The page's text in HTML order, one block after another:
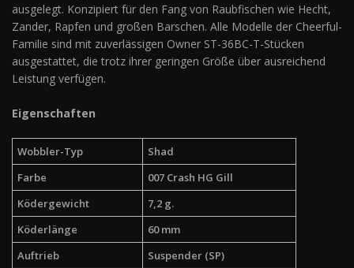
ausgelegt. Konzipiert für den Fang von Raubfischen wie Hecht,
Zander, Rapfen und großen Barschen. Alle Modelle der Cheerful-
Familie sind mit zuverlässigen Owner ST-36BC-T-Stücken
ausgestattet, die trotz ihrer geringen Größe über ausreichend
Leistung verfügen.
Eigenschaften
Wobbler-Typ
Shad
Farbe
007 Crash HG Gill
Ködergewicht
7,2 g.
Köderlänge
60 mm
Auftrieb
Suspender (SP)